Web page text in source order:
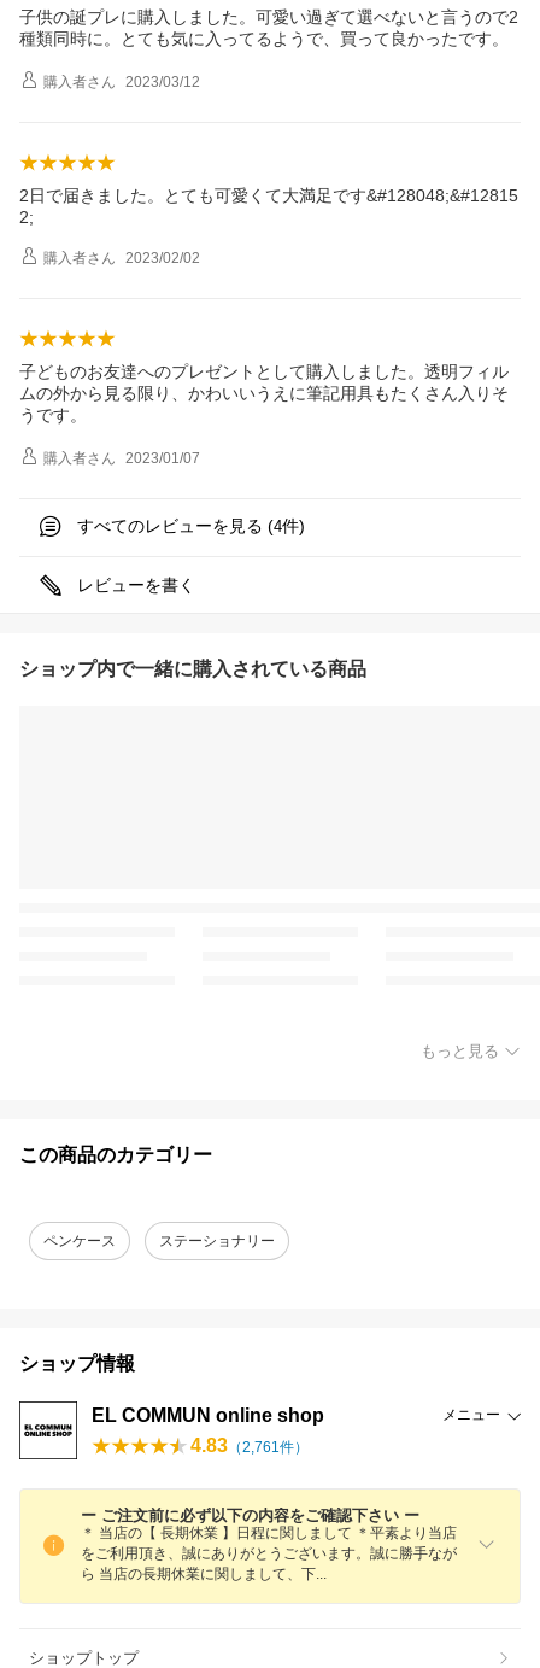
子供の誕プレに購入しました。可愛い過ぎて選べないと言うので2
種類同時に。とても気に入ってるようで、買って良かったです。
購入者さん 2023/03/12
2日で届きました。とても可愛くて大満足です&#128048;&#12815
2;
購入者さん 2023/02/02
子どものお友達へのプレゼントとして購入しました。透明フィル
ムの外から見る限り、かわいいうえに筆記用具もたくさん入りそ
うです。
購入者さん 2023/01/07
すべてのレビューを見る (4件)
レビューを書く
ショップ内で一緒に購入されている商品
もっと見る
この商品のカテゴリー
ペンケース ステーショナリー
ショップ情報
EL COMMUN online shop メニュー
4.83 （2,761件）
ー ご注文前に必ず以下の内容をご確認下さい ー
＊ 当店の【 長期休業 】日程に関しまして ＊平素より当店
をご利用頂き、誠にありがとうございます。誠に勝手なが
ら 当店の長期休業に関しまして、 下
ショップトップ